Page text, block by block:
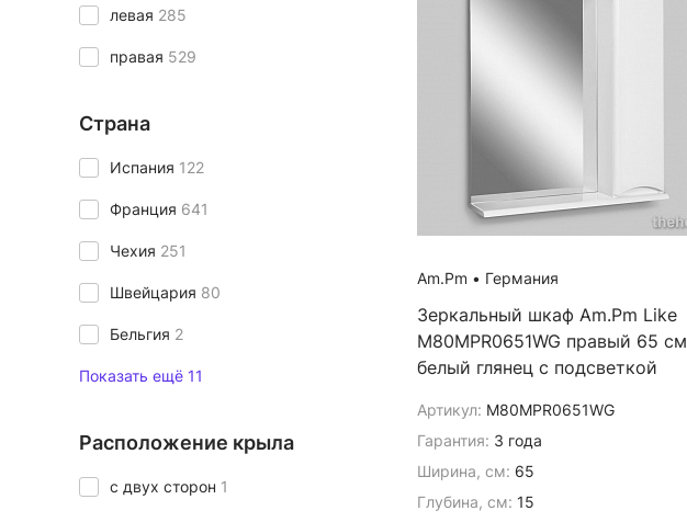
левая 285
правая 529
Страна
Испания 122
Франция 641
Чехия 251
Швейцария 80
Бельгия 2
Показать ещё 11
Расположение крыла
с двух сторон 1
Am.Pm • Германия
Зеркальный шкаф Am.Pm Like
M80MPR0651WG правый 65 см
белый глянец с подсветкой
Артикул: M80MPR0651WG
Гарантия: 3 года
Ширина, см: 65
Глубина, см: 15